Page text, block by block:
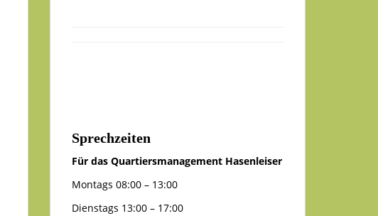
Sprechzeiten
Für das Quartiersmanagement Hasenleiser
Montags 08:00 – 13:00
Dienstags 13:00 – 17:00